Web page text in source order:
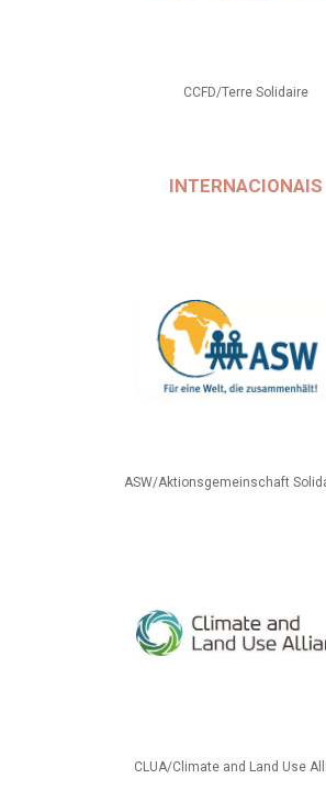
CCFD/Terre Solidaire
INTERNACIONAIS
ASW/Aktionsgemeinschaft
CLUA/Climate and Land Use